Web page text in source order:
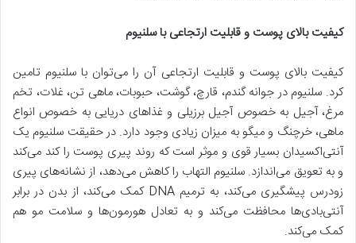
کیفیت بالای پوست و قابلیت ارتجاعی با سلنیوم
کیفیت بالای پوست و قابلیت ارتجاعی آن را می‌توان با سلنیوم تامین
کرد. سلنیوم در جوانه گندم، قارچ، گوشت، حبوبات، ماهی تن، غلات، تخم
مرغ، آجیل به خصوص آجیل برزیلی و غذاهای دریایی به خصوص انواع
ماهی، خرچنگ و میگو به میزان زیادی وجود دارد. در حقیقت سلنیوم یک
آنتی‌اکسیدان بسیار قوی و موثر است که روند پیری پوست را کند می‌کند
و به تعویق می‌اندازد. سلنیوم التهاب را کاهش می‌دهد، از نشانه‌های پیری
زودرس پیشگیری می‌کند، به ترمیم DNA کمک می‌کند، از بدن در برابر
آنتی‌بادی‌ها محافظت می‌کند و به تعادل هورمون‌ها و سلامت مو هم
کمک می‌کند.